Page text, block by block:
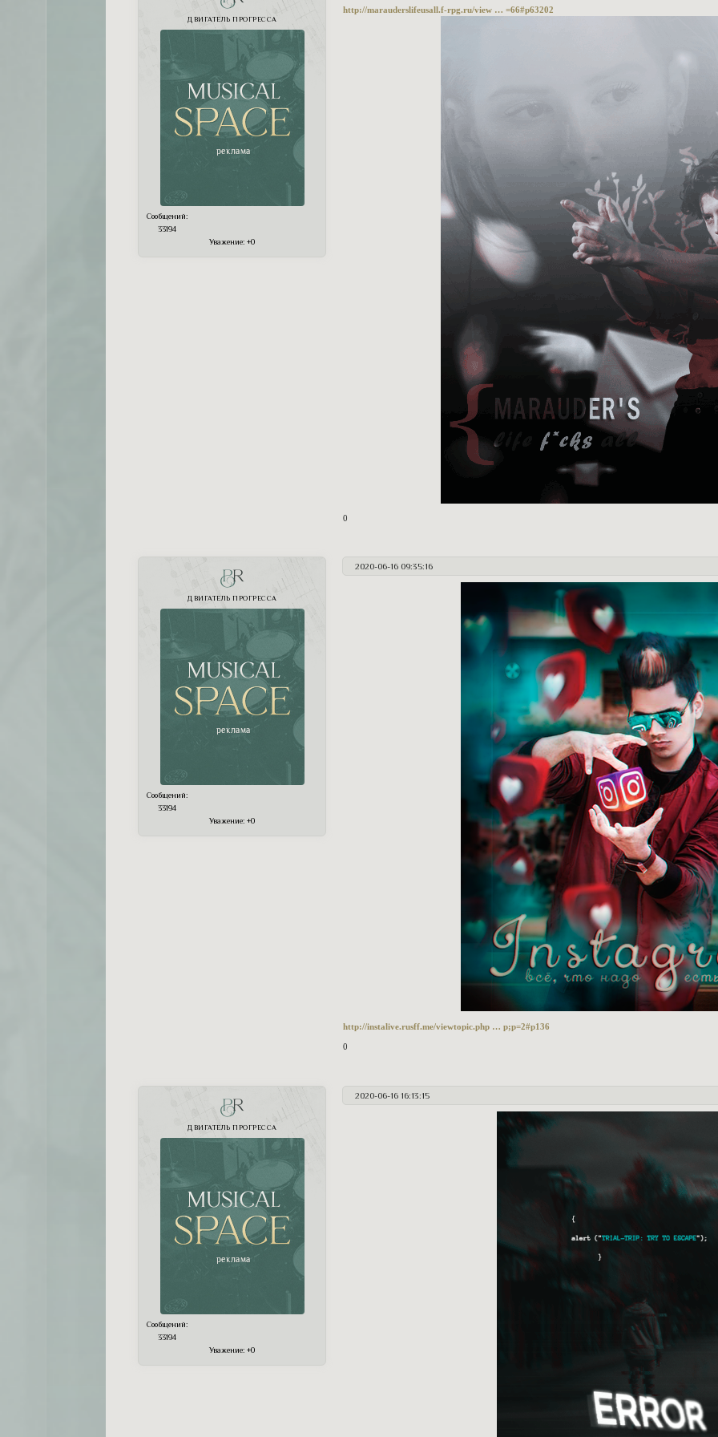
ДВИГАТЕЛЬ ПРОГРЕССА
Сообщений:
33194
Уважение: +0
http://marauderslifeusall.f-rpg.ru/view … =66#p63202
0
2020-06-16 09:35:16
PR
ДВИГАТЕЛЬ ПРОГРЕССА
Сообщений:
33194
Уважение: +0
http://instalive.rusff.me/viewtopic.php … p;p=2#p136
0
2020-06-16 16:13:15
PR
ДВИГАТЕЛЬ ПРОГРЕССА
Сообщений:
33194
Уважение: +0